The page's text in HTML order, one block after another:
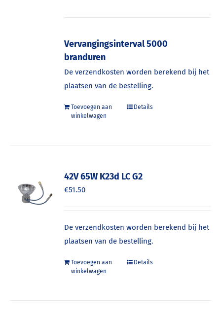
Vervangingsinterval 5000
branduren
De verzendkosten worden berekend bij het
plaatsen van de bestelling.
Toevoegen aan
winkelwagen
Details
42V 65W K23d LC G2
€51.50
De verzendkosten worden berekend bij het
plaatsen van de bestelling.
Toevoegen aan
winkelwagen
Details